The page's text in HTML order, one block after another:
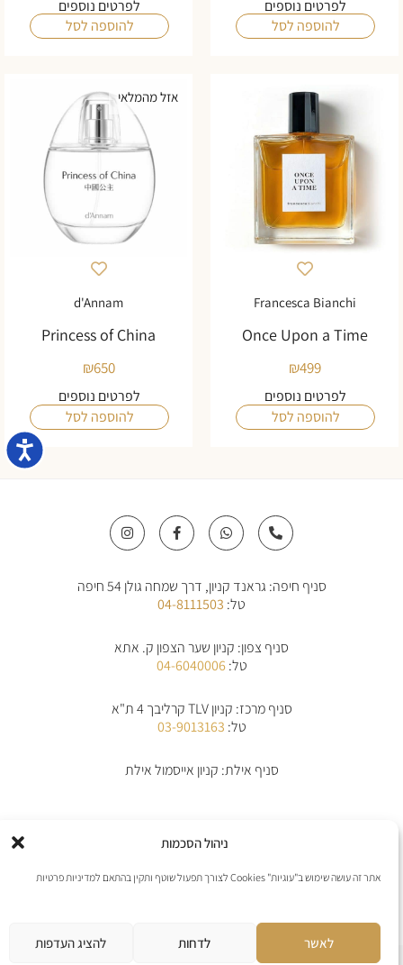
ניהול הסכמות
אתר זה עושה שימוש ב"עוגיות" Cookies לצורך תפעול שוטף ותקין בהתאם למדיניות פרטיות
לאשר לדחות להציג העדפות
לפרטים נוספים
להוספה לסל
לפרטים נוספים
להוספה לסל
Francesca Bianchi
Once Upon a Time
₪499
לפרטים נוספים
להוספה לסל
אזל מהמלאי
d'Annam
Princess of China
₪650
לפרטים נוספים
להוספה לסל
P
h
o
-
W
h
a
a
p
F
a
c
o
o
k
f
I
n
s
g
סניף חיפה: גראנד קניון, דרך שמחה גולן 54 חיפה
טל:04-8111503
סניף צפון: קניון שער הצפון ק. אתא
טל:04-6040006
סניף מרכז: קניון TLV קרליבך 4 ת"א
טל:03-9013163
סניף אילת: קניון אייסמול אילת
הצהרת נגישות
אנו מקבלים את כל כרטיסי האשראי למעט פייפל
אתר נבנה ע”י web4all חברה לבניה וקידום אתרים